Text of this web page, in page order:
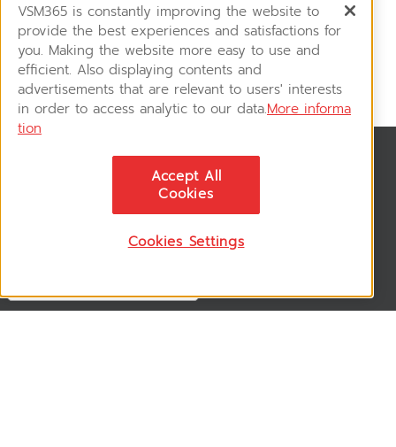
ติดตามอัพเดทข่าวสาร, โปรโมชั่น, สินค้าราคาพิเศษ ได้ก่อนใคร
VSM365 is constantly improving the website to
provide the best experiences and satisfactions for
you. Making the website more easy to use and
efficient. Also displaying contents and
advertisements that are relevant to users' interests
in order to access analytic to our data.More informa
tion
Accept All
Cookies
Cookies Settings